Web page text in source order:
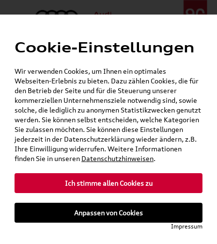
Menü
24h-Pannenhilfe:+49 (0)171 / 870 72 87
Gerade geschlossen
Verkauf:
Mo. - Fr. 08:00 - 19:00 Uhr Sa. 09:00 - 13:00 Uhr
Service:Mo. - Fr. 06:00 - 20:00 Uhr Sa. 08:00 - 13:00 Uhr
teilen Twitter Instagram WhatsApp E-Mail
Audi Collection
Mein Kundenkonto Warenkorb
Artikel für ihr Modell
Cookie-Einstellungen
Wir verwenden Cookies, um Ihnen ein optimales
Webseiten-Erlebnis zu bieten. Dazu zählen Cookies, die für
den Betrieb der Seite und für die Steuerung unserer
kommerziellen Unternehmensziele notwendig sind, sowie
solche, die lediglich zu anonymen Statistikzwecken genutzt
werden. Sie können selbst entscheiden, welche Kategorien
Sie zulassen möchten. Sie können diese Einstellungen
jederzeit in der Datenschutzerklärung wieder ändern, z.B.
Ihre Einwilligung widerrufen. Weitere Informationen
finden Sie in unseren Datenschutzhinweisen.
Ich stimme allen Cookies zu
Anpassen von Cookies
Impressum